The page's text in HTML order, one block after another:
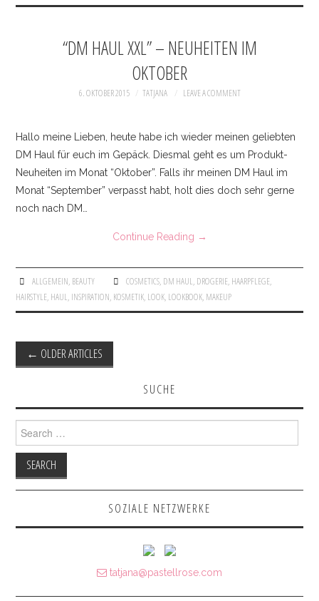
“DM HAUL XXL” – NEUHEITEN IM
OKTOBER
6. OKTOBER 2015 TATJANA LEAVE A COMMENT
Hallo meine Lieben, heute habe ich wieder meinen geliebten
DM Haul für euch im Gepäck. Diesmal geht es um Produkt-
Neuheiten im Monat “Oktober”. Falls ihr meinen DM Haul im
Monat “September” verpasst habt, holt dies doch sehr gerne
noch nach DM…
Continue Reading →
ALLGEMEIN, BEAUTY COSMETICS, DM HAUL, DROGERIE, HAARPFLEGE,
HAIRSTYLE, HAUL, INSPIRATION, KOSMETIK, LOOK, LOOKBOOK, MAKEUP
Post navigation
← OLDER ARTICLES
SUCHE
Search for:
SOZIALE NETZWERKE
tatjana@pastellrose.com